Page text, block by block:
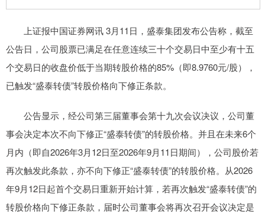
上证报中国证券网讯 3月11日，盛泰集团发布公告称，截至
公告日，公司股票已满足在任意连续三十个交易日中至少有十五
个交易日的收盘价低于当期转股价格的85%（即8.9760元/股），
已触发“盛泰转债”转股价格向下修正条款。
公告显示，经公司第三届董事会第十九次会议决议，公司董
事会决定本次不向下修正“盛泰转债”的转股价格。并且在未来6个
月内（即自2026年3月12日至2026年9月11日期间），公司股价若
再次触发此条款，亦不向下修正“盛泰转债”的转股价格。从2026
年9月12日起首个交易日重新开始计算，若再次触发“盛泰转债”的
转股价格向下修正条款，届时公司董事会将再次召开会议决定是